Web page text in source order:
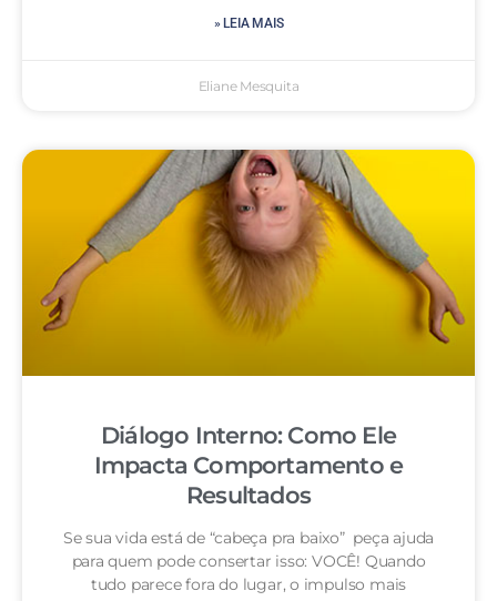
» LEIA MAIS
Eliane Mesquita
Diálogo Interno: Como Ele
Impacta Comportamento e
Resultados
Se sua vida está de “cabeça pra baixo” peça ajuda
para quem pode consertar isso: VOCÊ! Quando
tudo parece fora do lugar, o impulso mais